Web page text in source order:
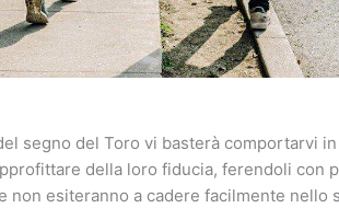
segno del Toro vi basterà comportarvi
della loro fiducia, ferendoli con
non esiteranno a cadere facilmente nello